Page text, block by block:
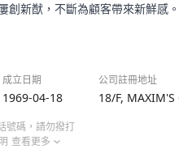
創新猷，不斷為顧客帶來新鮮感。
成立日期 公司註冊地址
1969-04-18 18/F, MAXIM'S
號碼，請勿撥打
查看更多